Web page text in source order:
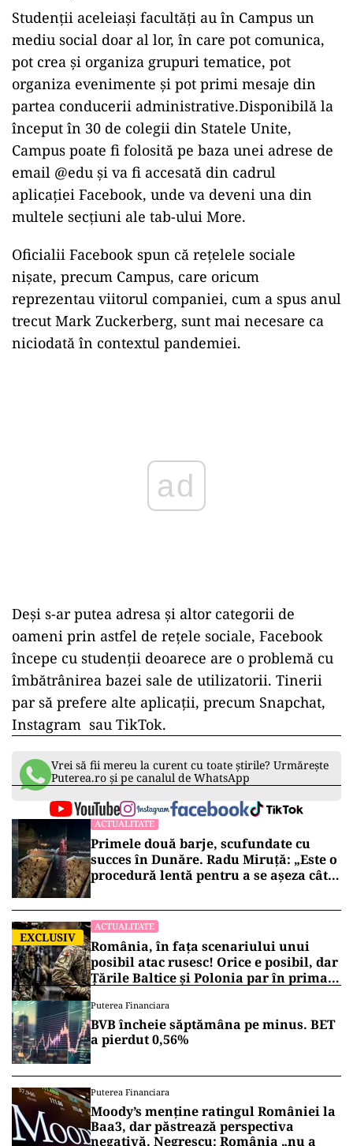
Studenţii aceleiaşi facultăţi au în Campus un
mediu social doar al lor, în care pot comunica,
pot crea şi organiza grupuri tematice, pot
organiza evenimente şi pot primi mesaje din
partea conducerii administrative.Disponibilă la
început în 30 de colegii din Statele Unite,
Campus poate fi folosită pe baza unei adrese de
email @edu şi va fi accesată din cadrul
aplicaţiei Facebook, unde va deveni una din
multele secţiuni ale tab-ului More.
Oficialii Facebook spun că reţelele sociale
nişate, precum Campus, care oricum
reprezentau viitorul companiei, cum a spus anul
trecut Mark Zuckerberg, sunt mai necesare ca
niciodată în contextul pandemiei.
Deşi s-ar putea adresa şi altor categorii de
oameni prin astfel de reţele sociale, Facebook
începe cu studenţii deoarece are o problemă cu
îmbătrânirea bazei sale de utilizatorii. Tinerii
par să prefere alte aplicaţii, precum Snapchat,
Instagram sau TikTok.
Vrei să fii mereu la curent cu toate știrile? Urmărește
Puterea.ro și pe canalul de WhatsApp
ACTUALITATE
Primele două barje, scufundate cu
succes în Dunăre. Radu Miruță: „Este o
procedură lentă pentru a se așeza cât
EXCLUSIV
ACTUALITATE
România, în fața scenariului unui
posibil atac rusesc! Orice e posibil, dar
Țările Baltice și Polonia par în prima
Puterea Financiara
BVB încheie săptămâna pe minus. BET
a pierdut 0,56%
Puterea Financiara
Moody’s menține ratingul României la
Baa3, dar păstrează perspectiva
negativă. Negrescu: România „nu a